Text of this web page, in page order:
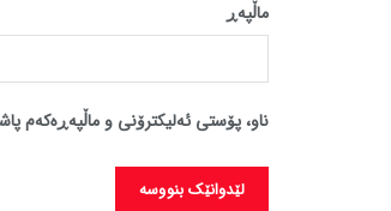
ماڵپه‌ڕ
ناو، پۆستی ئەلیکترۆنی و ماڵپەڕەکەم